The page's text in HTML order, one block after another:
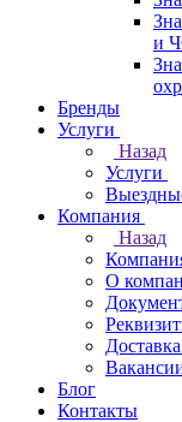
и
Бренды
Услуги
Назад
Услуги
Компания
Назад
О
Блог
Контакты